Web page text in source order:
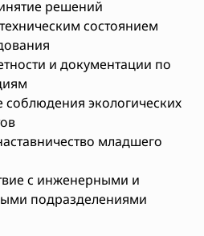
решений
состоянием
и документации по
соблюдения экологических
младшего
с инженерными и
подразделениями